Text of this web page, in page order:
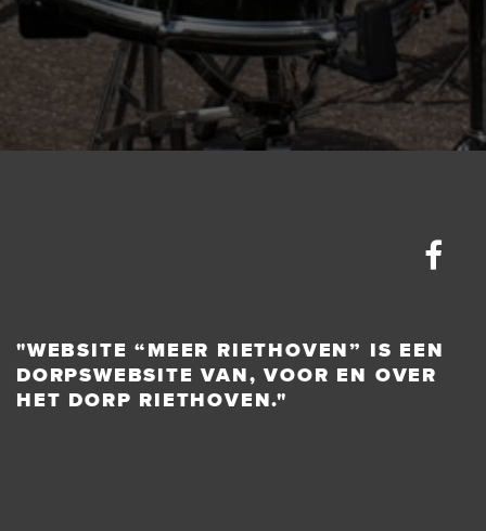
"WEBSITE “MEER RIETHOVEN” IS EEN
DORPSWEBSITE VAN, VOOR EN OVER
HET DORP RIETHOVEN."